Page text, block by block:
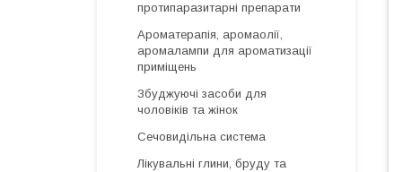
протипаразитарні препарати
Ароматерапія, аромаолії,
аромалампи для ароматизації
приміщень
Збуджуючі засоби для
чоловіків та жінок
Сечовидільна система
Лікувальні глини, бруду та